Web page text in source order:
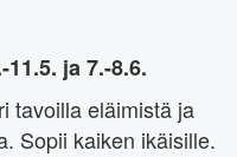
ja 7.-8.6.
tavoilla eläimistä ja
Sopii kaiken ikäisille.